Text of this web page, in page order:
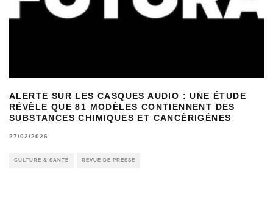
ALERTE SUR LES CASQUES AUDIO : UNE ÉTUDE
RÉVÈLE QUE 81 MODÈLES CONTIENNENT DES
SUBSTANCES CHIMIQUES ET CANCÉRIGÈNES
27/02/2026
CULTURE & SANTÉ REVUE DE PRESSE